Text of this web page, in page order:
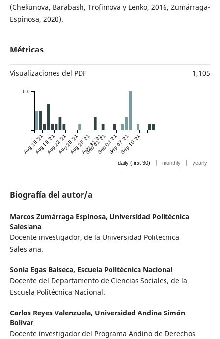
(Chekunova, Barabash, Trofimova y Lenko, 2016, Zumárraga-
Espinosa, 2020).
Métricas
Visualizaciones del PDF 1,105
Aug 16 '21
Aug 19 '21Aug 22 '21Aug 25 '21Aug 28 '21Aug 31 '21
Sep 01 '21Sep 04 '21Sep 07 '21Sep 10 '21
6.0
daily (first 30) | monthly | yearly
Biografía del autor/a
Marcos Zumárraga Espinosa, Universidad Politécnica
Salesiana
Docente investigador, de la Universidad Politécnica
Salesiana.
Sonia Egas Balseca, Escuela Politécnica Nacional
Docente del Departamento de Ciencias Sociales, de la
Escuela Politécnica Nacional.
Carlos Reyes Valenzuela, Universidad Andina Simón
Bolívar
Docente investigador del Programa Andino de Derechos